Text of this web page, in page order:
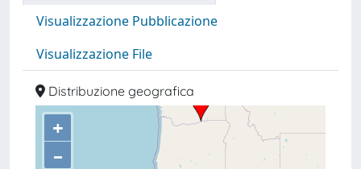
Visualizzazione Pubblicazione
Visualizzazione File
Distribuzione geografica
+
–